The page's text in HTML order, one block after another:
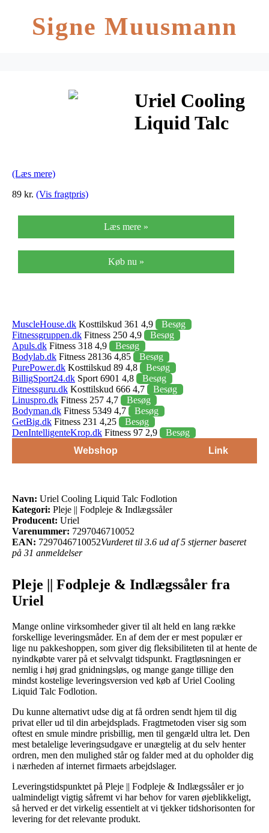
Signe Muusmann
Uriel Cooling
Liquid Talc
(Læs mere)
89 kr. (Vis fragtpris)
Læs mere »
Køb nu »
MuscleHouse.dk Kosttilskud 361 4,9
Besøg
Fitnessgruppen.dk Fitness 250 4,9
Besøg
Apuls.dk Fitness 318 4,9
Besøg
Bodylab.dk Fitness 28136 4,85
Besøg
PurePower.dk Kosttilskud 89 4,8
Besøg
BilligSport24.dk Sport 6901 4,8
Besøg
Fitnessguru.dk Kosttilskud 666 4,7
Besøg
Linuspro.dk Fitness 257 4,7
Besøg
Bodyman.dk Fitness 5349 4,7
Besøg
GetBig.dk Fitness 231 4,25
Besøg
DenIntelligenteKrop.dk Fitness 97 2,9
Besøg
Webshop
Link
Navn: Uriel Cooling Liquid Talc Fodlotion
Kategori: Pleje || Fodpleje & Indlægssåler
Producent: Uriel
Varenummer: 7297046710052
EAN: 7297046710052Vurderet til 3.6 ud af 5 stjerner baseret
på 31 anmeldelser
Pleje || Fodpleje & Indlægssåler fra
Uriel
Mange online virksomheder giver til alt held en lang række
forskellige leveringsmåder. En af dem der er mest populær er
lige nu pakkeshoppen, som giver dig fleksibiliteten til at hente de
nyindkøbte varer på et selvvalgt tidspunkt. Fragtløsningen er
nemlig i høj grad gnidningsløs, og mange gange tillige den
mindst kostelige leveringsversion ved køb af Uriel Cooling
Liquid Talc Fodlotion.
Du kunne alternativt udse dig at få ordren sendt hjem til dig
privat eller ud til din arbejdsplads. Fragtmetoden viser sig som
oftest en smule mindre prisbillig, men til gengæld ultra let. Den
mest betalelige leveringsudgave er unægtelig at du selv henter
ordren, men den mulighed står og falder med at du opholder dig
i nærheden af internet firmaets arbejdslager.
Leveringstidspunktet på Pleje || Fodpleje & Indlægssåler er jo
ualmindeligt vigtig såfremt vi har behov for varen øjeblikkeligt,
så herved er det virkelig essentielt at vi tjekker tidshorisonten for
levering for det relevante produkt.